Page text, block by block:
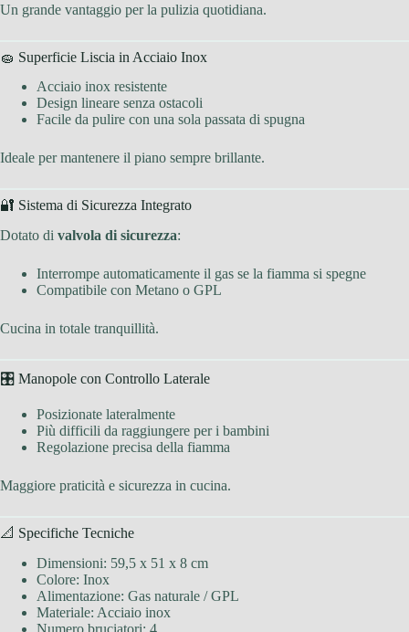
Un grande vantaggio per la pulizia quotidiana.
🧽 Superficie Liscia in Acciaio Inox
Acciaio inox resistente
Design lineare senza ostacoli
Facile da pulire con una sola passata di spugna
Ideale per mantenere il piano sempre brillante.
🔐 Sistema di Sicurezza Integrato
Dotato di valvola di sicurezza:
Interrompe automaticamente il gas se la fiamma si spegne
Compatibile con Metano o GPL
Cucina in totale tranquillità.
🎛 Manopole con Controllo Laterale
Posizionate lateralmente
Più difficili da raggiungere per i bambini
Regolazione precisa della fiamma
Maggiore praticità e sicurezza in cucina.
📐 Specifiche Tecniche
Dimensioni: 59,5 x 51 x 8 cm
Colore: Inox
Alimentazione: Gas naturale / GPL
Materiale: Acciaio inox
Numero bruciatori: 4